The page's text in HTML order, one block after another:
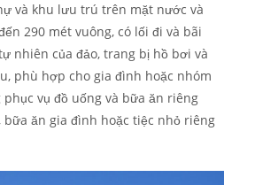
và khu lưu trú trên mặt nước và
290 mét vuông, có lối đi và bãi
nhiên của đảo, trang bị hồ bơi và
phù hợp cho gia đình hoặc nhóm
vụ đồ uống và bữa ăn riêng
ăn gia đình hoặc tiệc nhỏ riêng